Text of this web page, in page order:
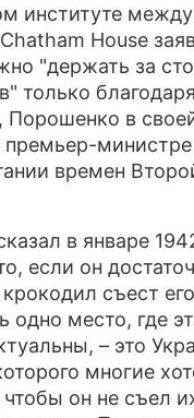
институте
House
"держать за
только
Порошенко в
премьер-министре
времен
в январе
если он
съест
одно место, где
– это
многие
он не съел